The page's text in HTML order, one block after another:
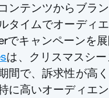
ンテンツからブラ
タイムでオーディ
でキャンペーンを
は、クリスマスシー
間で、訴求性が高
に高いオーディエ